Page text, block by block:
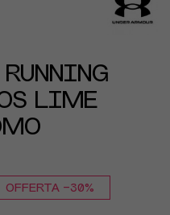
LIME
OFFERTA -30%